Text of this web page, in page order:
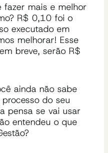
fazer mais e melhor
R$ 0,10 foi o
executado em
melhorar! Esse
breve, serão R$
ainda não sabe
do seu
pensa se vai usar
entendeu o que